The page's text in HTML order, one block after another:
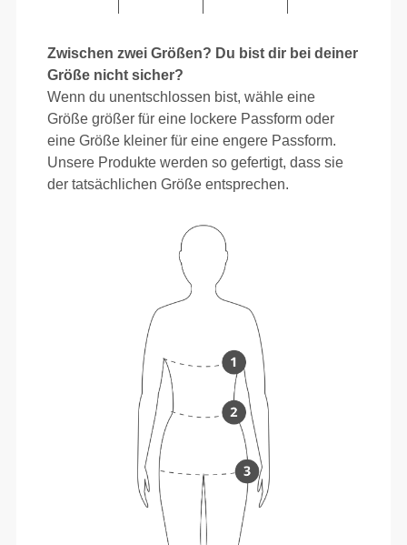
Zwischen zwei Größen? Du bist dir bei deiner
Größe nicht sicher?
Wenn du unentschlossen bist, wähle eine
Größe größer für eine lockere Passform oder
eine Größe kleiner für eine engere Passform.
Unsere Produkte werden so gefertigt, dass sie
der tatsächlichen Größe entsprechen.